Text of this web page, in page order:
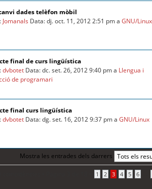
dades telèfon mòbil
Jomanals Data: dj. oct. 11, 2012 2:51 pm aGNU/Linux
final de curs lingüística
dvbotet Data: dc. set. 26, 2012 9:40 pm a Llengua i
de programari
final curs lingüística
dvbotet Data: dg. set. 16, 2012 9:37 pm aGNU/Linux
Mostra les entrades dels darrers
1 2 3 4 5 6